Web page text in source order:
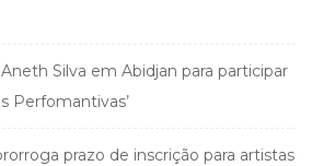
Silva em Abidjan para participar
Perfomantivas’
prazo de inscrição para artistas